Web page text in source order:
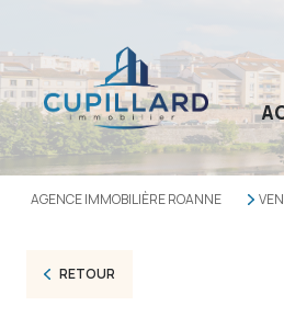
AGENCE IMMOBILIÈRE ROANNE
RETOUR